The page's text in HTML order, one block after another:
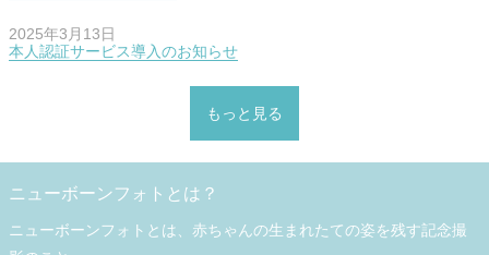
2025年3月13日
本人認証サービス導入のお知らせ
もっと見る
ニューボーンフォトとは？
ニューボーンフォトとは、赤ちゃんの生まれたての姿を残す記念撮